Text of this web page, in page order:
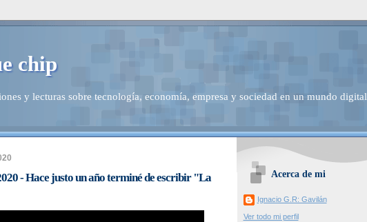
chip
y lecturas sobre tecnología, economía, empresa y sociedad en un mundo digital
- Hace justo un año terminé de escribir "La
Acerca de mi
Ignacio G.R: Gavilán
Ver todo mi perfil